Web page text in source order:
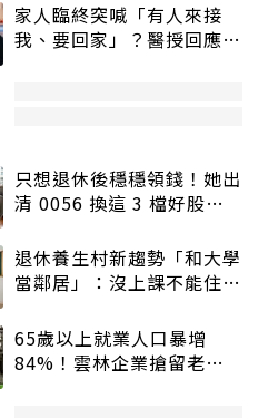
家人臨終突喊「有人來接
我、要回家」？醫授回應方
只想退休後穩穩領錢！她出
清 0056 換這 3 檔好股：
退休養生村新趨勢「和大學
當鄰居」：沒上課不能住、
65歲以上就業人口暴增
84%！雲林企業搶留老員